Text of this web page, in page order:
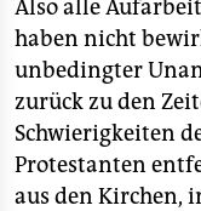
Also alle
haben nicht
unbedingter
zurück zu den
Schwierigkeiten
Protestanten
aus den Kirchen,